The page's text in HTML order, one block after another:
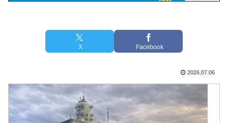
X Facebook
2026.07.06